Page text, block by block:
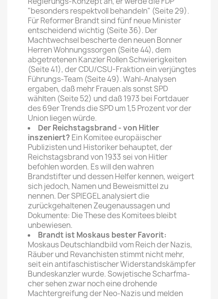
"besonders respektvoll behandeln" (Seite 29).
Für Reformer Brandt sind fünf neue Minister
entschei­dend wichtig (Seite 36). Der
Machtwechsel bescherte den neuen Bonner
Herren Woh­nungssorgen (Seite 44), dem
abgetretenen Kanzler Rollen­ Schwierigkeiten
(Seite 41), der CDU/CSU-Fraktion ein verjüngtes
Führungs-Team (Seite 49). Wahl-Analysen
ergaben, daß mehr Frauen als sonst SPD
wählten (Seite 52) und daß 1973 bei Fortdauer
des 69er Trends die SPD um 1,5 Prozent vor der
Union liegen würde.
Der Reichstagsbrand - von Hitler
inszeniert? Ein Komitee europäischer
Publizisten und Historiker behauptet, der
Reichstagsbrand von 1933 sei von Hitler
befohlen worden. Es will den wahren
Brandstifter und dessen Helfer kennen, wei­gert
sich jedoch, Namen und Beweismittel zu
nennen. Der SPIEGEL analysiert die
zurückgehaltenen Zeugenaussagen und
Dokumente: Die These des Komitees bleibt
unbewiesen.
Brandt ist Moskaus bester Favorit:
Moskaus Deutschlandbild vom Reich der Nazis,
Räuber und Revanchisten stimmt nicht mehr,
seit ein antifaschistischer Widerstandskämpfer
Bundes­kanzler wurde. Sowjetische Scharfma­
cher sehen zwar noch eine drohende
Machtergreifung der Neo-Nazis und melden